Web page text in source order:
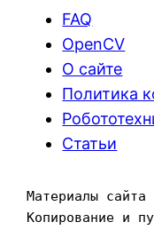
FAQ
OpenCV
О сайте
Политика
Статьи
Материалы сайта
Копирование и